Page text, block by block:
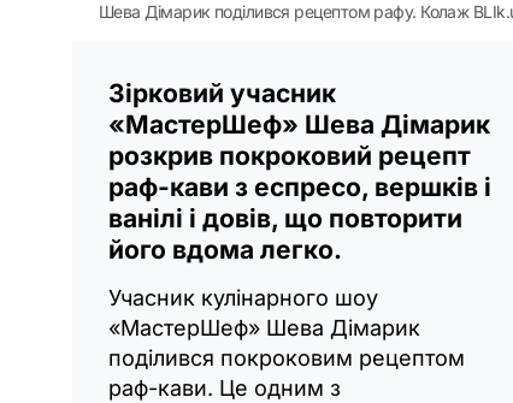
Шева Дімарик поділився рецептом рафу. Колаж
Зірковий учасник
«МастерШеф» Шева Дімарик
розкрив покроковий рецепт
раф-кави з еспресо, вершків і
ванілі і довів, що повторити
його вдома легко.
Учасник кулінарного шоу
«МастерШеф» Шева Дімарик
поділився покроковим рецептом
раф-кави. Це одним з